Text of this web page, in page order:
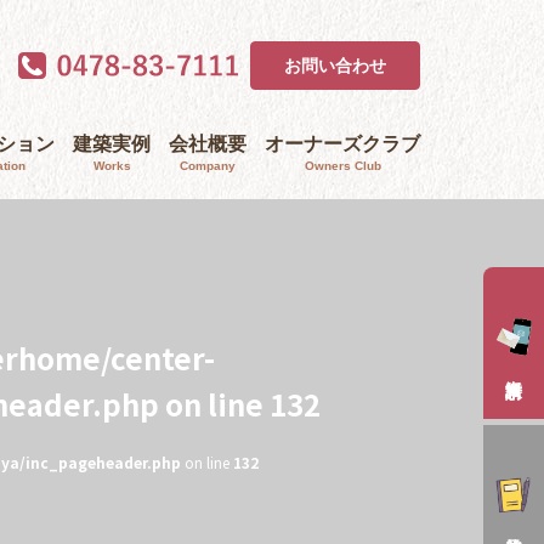
お問い合わせ
ョン 建築実例
Works
会社概要
Company
オーナーズクラブ
Owners Club
center-
on line 132
inc_pageheader.php on line 132